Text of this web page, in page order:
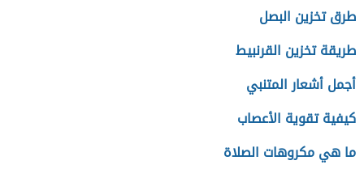
طرق تخزين البصل
طريقة تخزين القرنبيط
أجمل أشعار المتنبي
كيفية تقوية الأعصاب
ما هي مكروهات الصلاة